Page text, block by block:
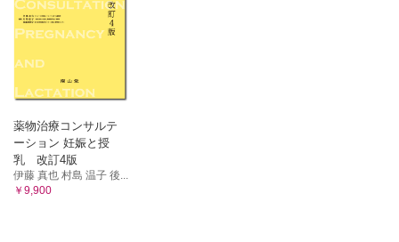
薬物治療コンサルテ
ーション 妊娠と授
乳 改訂4版
伊藤 真也 村島 温子 後...
￥9,900